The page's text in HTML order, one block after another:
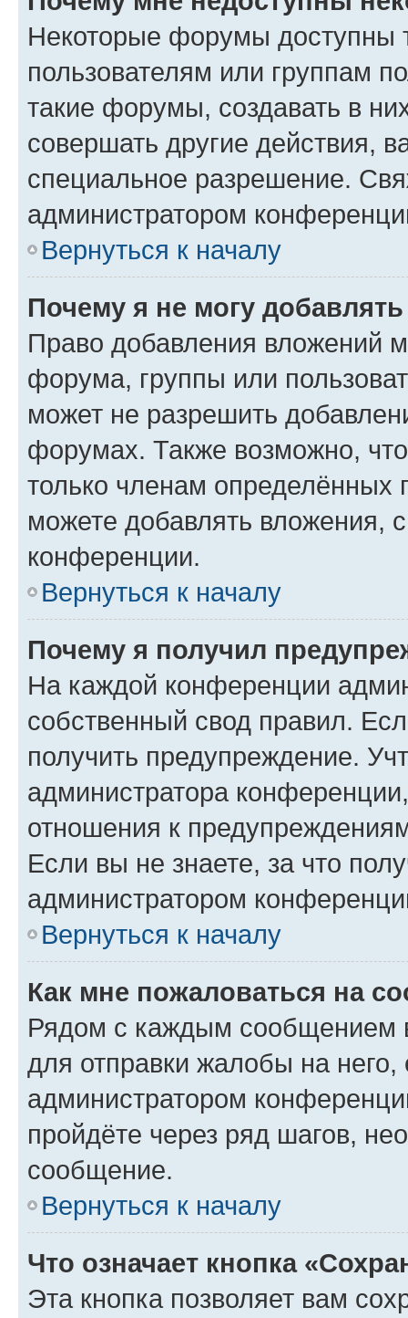
Некоторые форумы доступны
пользователям или группам
такие форумы, создавать в
совершать другие действия,
специальное разрешение.
администратором
Вернуться к началу
Почему я не могу
Право добавления вложений
форума, группы или
может не разрешить
форумах. Также возможно,
только членам определённых
можете добавлять вложения,
конференции.
Вернуться к началу
Почему я получил
На каждой конференции
собственный свод правил.
получить предупреждение.
администратора
отношения к
Если вы не знаете, за что
администратором
Вернуться к началу
Как мне пожаловаться на
Рядом с каждым сообщением
для отправки жалобы на
администратором
пройдёте через ряд шагов,
сообщение.
Вернуться к началу
Что означает кнопка
Эта кнопка позволяет вам